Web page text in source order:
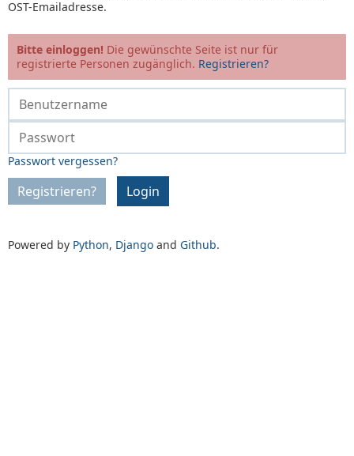
OST-Emailadresse.
Bitte einloggen! Die gewünschte Seite ist nur für
registrierte Personen zugänglich. Registrieren?
Passwort vergessen?
Registrieren? Login
Powered by Python, Django and Github.